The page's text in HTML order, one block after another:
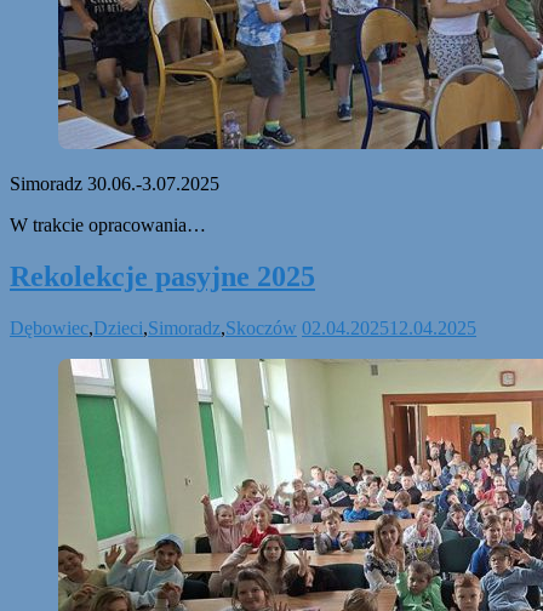
Simoradz 30.06.-3.07.2025
W trakcie opracowania…
Rekolekcje pasyjne 2025
Dębowiec,Dzieci,Simoradz,Skoczów 02.04.202512.04.2025